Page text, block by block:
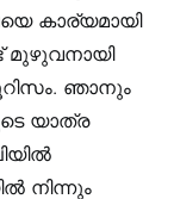
കാര്യമായി
മുഴുവനായി
ഞാനും
യാത്ര
നിന്നും